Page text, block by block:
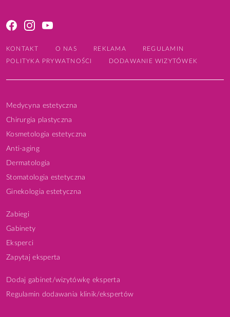
KONTAKT O NAS REKLAMA
REGULAMIN
POLITYKA PRYWATNOŚCI
DODAWANIE WIZYTÓWEK
Medycyna estetyczna
Chirurgia plastyczna
Kosmetologia estetyczna
Anti-aging
Dermatologia
Stomatologia estetyczna
Ginekologia estetyczna
Zabiegi
Gabinety
Eksperci
Zapytaj eksperta
Dodaj gabinet/wizytówkę eksperta
Regulamin dodawania klinik/ekspertów